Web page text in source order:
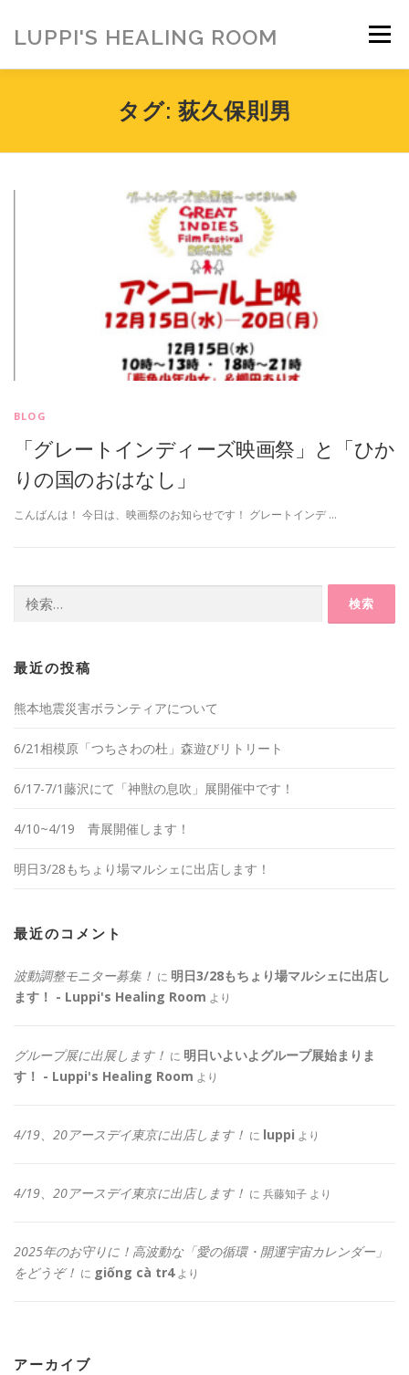
ッ
LUPPI'S HEALING ROOM メニュー
ご挨拶 MENU お客様の声
お問い合わせ ご寄付のお願い
タグ: 荻久保則男
BLOG
「グレートインディーズ映画祭」と「ひか
りの国のおはなし」
こんばんは！ 今日は、映画祭のお知らせです！ グレートインデ …
索:
最近の投稿
熊本地震災害ボランティアについて
6/21相模原「つちさわの杜」森遊びリトリート
6/17-7/1藤沢にて「神獣の息吹」展開催中です！
4/10~4/19 青展開催します！
明日3/28もちょり場マルシェに出店します！
最近のコメント
波動調整モニター募集！ に 明日3/28もちょり場マルシェに出店し
ます！ - Luppi's Healing Room より
グループ展に出展します！ に 明日いよいよグループ展始まりま
す！ - Luppi's Healing Room より
4/19、20アースデイ東京に出店します！ に luppi より
4/19、20アースデイ東京に出店します！ に 兵藤知子 より
2025年のお守りに！高波動な「愛の循環・開運宇宙カレンダー」
をどうぞ！ に giống cà tr4より
アーカイブ